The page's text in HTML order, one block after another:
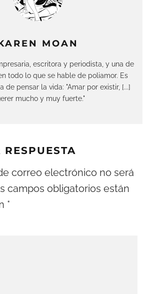
MOAN
escritora y periodista, y una de
todo lo que se hable de poliamor. Es
de pensar la vida: "Amar por existir, [...]
mucho y muy fuerte."
correo electrónico no será
campos obligatorios están
*